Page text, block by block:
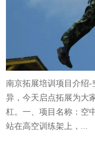
南京拓展培训项目介绍
异，今天启点拓展为大
杠。一、项目名称：空
站在高空训练架上，...